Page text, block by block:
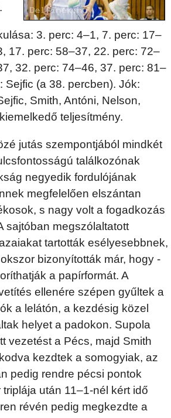
3. perc: 4–1, 7. perc: 17–
17. perc: 58–37, 22. perc: 72–
32. perc: 74–46, 37. perc: 81–
Sejfic (a 38. percben). Jók:
Smith, Antóni, Nelson,
teljesítmény.
jutás szempontjából mindkét
találkozónak
negyedik fordulójának
megfelelően elszántan
s nagy volt a fogadkozás
sajtóban megszólaltatott
tartották esélyesebbnek,
bizonyították már, hogy -
a papírformát. A
ellenére szépen gyűltek a
a lelátón, a kezdésig közel
helyet a padokon. Supola
vezetést a Pécs, majd Smith
kezdtek a somogyiak, az
pedig rendre pécsi pontok
után 11–1-nél kért idő
révén pedig megkezdte a